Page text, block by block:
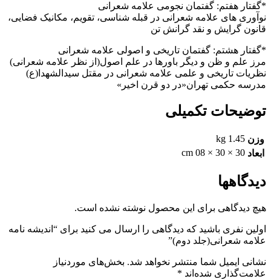
*گفتار هفتم: گفتمان نجومی علامه شعرانی
نوآوری های علامه شعرانی در قبله شناسی، تقویم، مکانیک فضایی،
قانون گرایش و نقد گرانش تن
*گفتار هشتم: گفتمان تاریخی و اصولی علامه شعرانی
مرز علم و ظن و دیگر باورها در علم اصول(از نظر علامه شعرانی)
نظریات تاریخی و علمی علامه شعرانی در مقتل سیدالشهدا(ع)
مدرسه حکمی تهران«در دو قرن اخیر»
توضیحات تکمیلی
وزن 1.45 kg
ابعاد 30 × 30 × 08 cm
دیدگاهها
هیچ دیدگاهی برای این محصول نوشته نشده است.
اولین نفری باشید که دیدگاهی را ارسال می کنید برای “اندیشه نامه
علامه شعرانی(جلد دوم)”
نشانی ایمیل شما منتشر نخواهد شد. بخش‌های موردنیاز
علامت‌گذاری شده‌اند *